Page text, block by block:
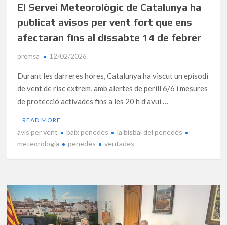
El Servei Meteorològic de Catalunya ha
publicat avisos per vent fort que ens
afectaran fins al dissabte 14 de febrer
premsa 12/02/2026
Durant les darreres hores, Catalunya ha viscut un episodi
de vent de risc extrem, amb alertes de perill 6/6 i mesures
de protecció activades fins a les 20 h d’avui …
READ MORE
avís per vent baix penedès
la bisbal del penedès
meteorologia
penedès ventades